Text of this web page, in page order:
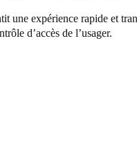
une expérience rapide et
d’accès de l’usager.